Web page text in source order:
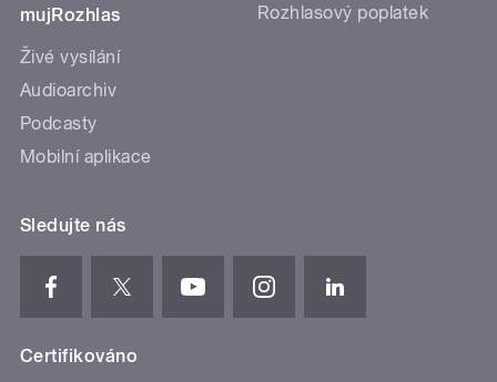
mujRozhlas
Živé vysílání
Audioarchiv
Podcasty
Mobilní aplikace
Rozhlasový poplatek
Sledujte nás
Certifikováno